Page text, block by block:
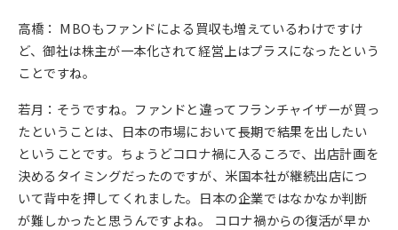
高橋： MBOもファンドによる買収も増えているわけですけ
ど、御社は株主が一本化されて経営上はプラスになったという
ことですね。
若月：そうですね。ファンドと違ってフランチャイザーが買っ
たということは、日本の市場において長期で結果を出したい
ということです。ちょうどコロナ禍に入るころで、出店計画を
決めるタイミングだったのですが、米国本社が継続出店につ
いて背中を押してくれました。日本の企業ではなかなか判断
が難しかったと思うんですよね。 コロナ禍からの復活が早か